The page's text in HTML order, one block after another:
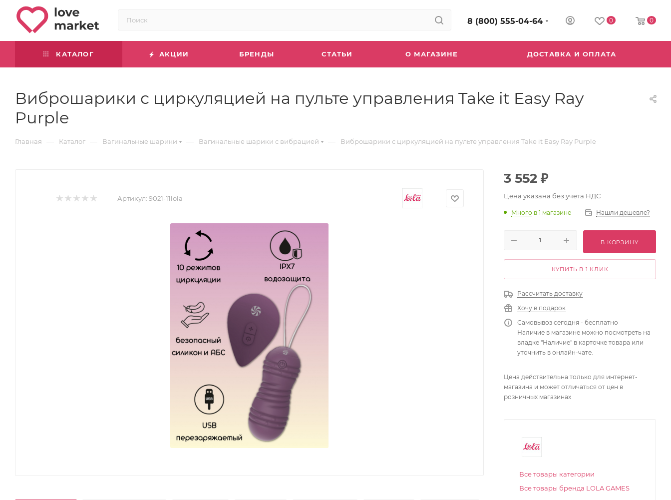
8 (800) 555-04-64 0 0
КАТАЛОГ АКЦИИ БРЕНДЫ СТАТЬИ О МАГАЗИНЕ ДОСТАВКА И ОПЛАТА
Виброшарики с циркуляцией на пульте управления Take it Easy Ray
Purple
Главная — Каталог — Вагинальные шарики — Вагинальные шарики с вибрацией — Виброшарики с циркуляцией на пульте управления Take it Easy Ray Purple
Артикул: 9021-11lola
3 552 ₽
Цена указана без учета НДС
Много в 1 магазине Нашли дешевле?
В КОРЗИНУ
КУПИТЬ В 1 КЛИК
Рассчитать доставку
Хочу в подарок
Самовывоз сегодня - бесплатно
Наличие в магазине можно посмотреть на
владке "Наличие" в карточке товара или
уточнить в онлайн-чате.
Цена действительна только для интернет-
магазина и может отличаться от цен в
розничных магазинах
Все товары категории
Все товары бренда LOLA GAMES